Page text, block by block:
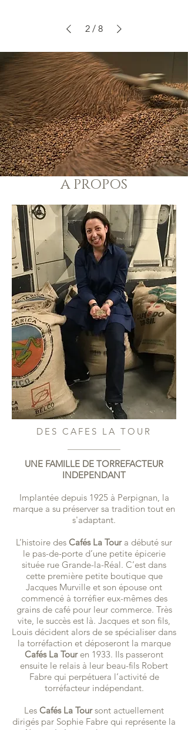
2 / 8
A PROPOS
DES CAFES LA TOUR
UNE FAMILLE DE TORREFACTEUR
INDEPENDANT
Implantée depuis 1925 à Perpignan, la
marque a su préserver sa tradition tout en
s'adaptant.
L’histoire des Cafés La Toura débuté sur
le pas-de-porte d’une petite épicerie
située rue Grande-la-Réal. C’est dans
cette première petite boutique que
Jacques Murville et son épouse ont
commencé à torréfier eux-mêmes des
grains de café pour leur commerce. Très
vite, le succès est là. Jacques et son fils,
Louis décident alors de se spécialiser dans
la torréfaction et déposeront la marque
Cafés La Touren 1933. Ils passeront
ensuite le relais à leur beau-fils Robert
Fabre qui perpétuera l’activité de
torréfacteur indépendant.
Les Cafés La Toursont actuellement
dirigés par Sophie Fabre qui représente la